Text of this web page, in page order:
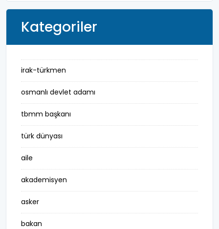
Kategoriler
irak-türkmen
osmanlı devlet adamı
tbmm başkanı
türk dünyası
aile
akademisyen
asker
bakan